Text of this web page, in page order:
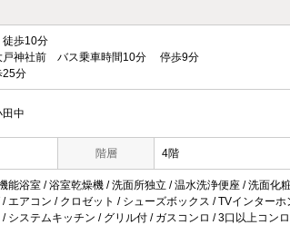
歩10分
神社前 バス乗車時間10分 停歩9分
分
中
階層 4階
能浴室 / 浴室乾燥機 / 洗面所独立 / 温水洗浄便座 / 洗面化
エアコン / クロゼット / シューズボックス / TVインター
システムキッチン / グリル付 / ガスコンロ / 3口以上コン